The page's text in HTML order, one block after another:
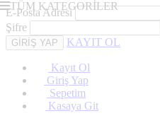
E-Posta Adresi
Şifre
KAYIT OL
Kayıt Ol
Giriş Yap
Sepetim
Kasaya Git
TÜM KATEGORİLER